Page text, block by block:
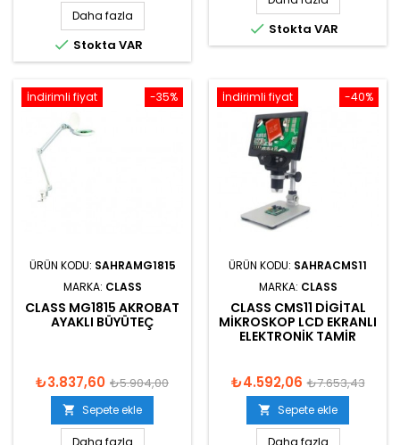
Daha fazla
 Stokta VAR
 Stokta VAR
-35%
İndirimli fiyat
ÜRÜN KODU: SAHRAMG1815
MARKA: CLASS
CLASS MG1815 AKROBAT
AYAKLI BÜYÜTEÇ
₺3.837,60 ₺5.904,00
 Sepete ekle
-40%
İndirimli fiyat
ÜRÜN KODU: SAHRACMS11
MARKA: CLASS
CLASS CMS11 DIGITAL
MIKROSKOP LCD EKRANLI
ELEKTRONIK TAMIR
₺4.592,06 ₺7.653,43
 Sepete ekle